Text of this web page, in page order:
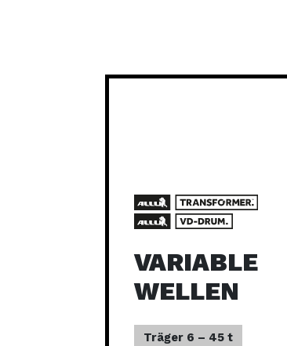
VARIABLE
WELLEN
Träger 6 – 45 t